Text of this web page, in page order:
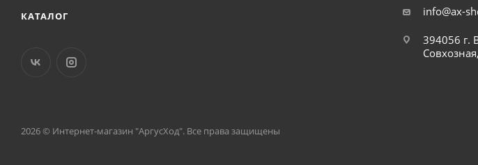
КАТАЛОГ
info@ax-
394056 г.
2026 © Интернет-магазин "АргусХод". Все права защищены